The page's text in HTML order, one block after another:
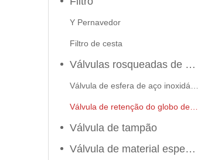
Y Pernavedor
Filtro de cesta
Válvulas rosqueadas de aço inoxidável
Válvula de tampão
Válvula de material especial